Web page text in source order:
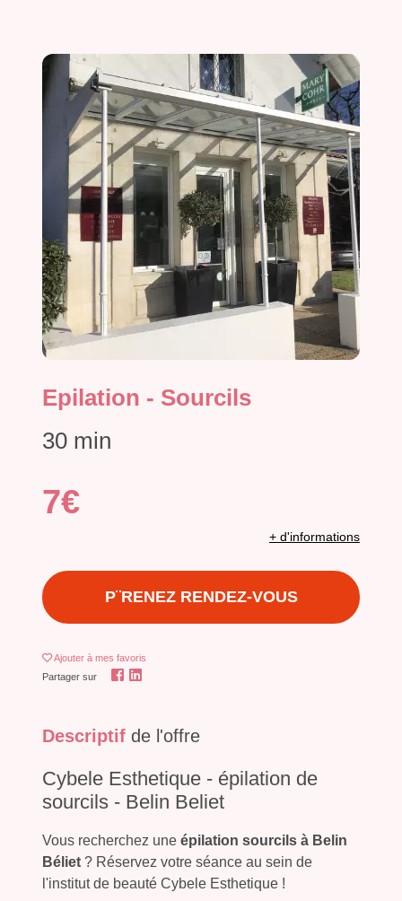
Epilation - Sourcils
30 min
7€
+ d'informations
P¨RENEZ RENDEZ-VOUS
Ajouter à mes favoris
Partager sur
Descriptif de l'offre
Cybele Esthetique - épilation de
sourcils - Belin Beliet
Vous recherchez une épilation sourcils à Belin
Béliet ? Réservez votre séance au sein de
l'institut de beauté Cybele Esthetique !